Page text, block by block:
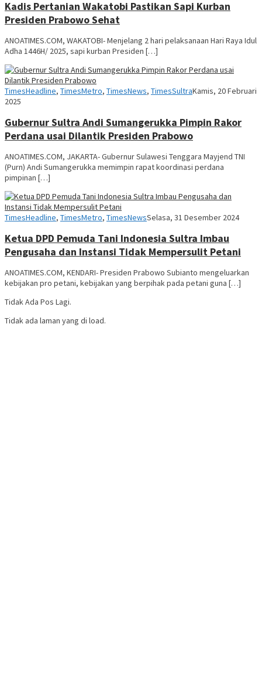
Kadis Pertanian Wakatobi Pastikan Sapi Kurban
Presiden Prabowo Sehat
ANOATIMES.COM, WAKATOBI- Menjelang 2 hari pelaksanaan Hari Raya Idul
Adha 1446H/ 2025, sapi kurban Presiden […]
TimesHeadline, TimesMetro, TimesNews, TimesSultraAnoa
Kamis, 20 Februari
2025
Gubernur Sultra Andi Sumangerukka Pimpin Rakor
Perdana usai Dilantik Presiden Prabowo
ANOATIMES.COM, JAKARTA- Gubernur Sulawesi Tenggara Mayjend TNI
(Purn) Andi Sumangerukka memimpin rapat koordinasi perdana
pimpinan […]
TimesHeadline, TimesMetro, TimesNewsAnoa
Selasa, 31 Desember 2024
Ketua DPD Pemuda Tani Indonesia Sultra Imbau
Pengusaha dan Instansi Tidak Mempersulit Petani
ANOATIMES.COM, KENDARI- Presiden Prabowo Subianto mengeluarkan
kebijakan pro petani, kebijakan yang berpihak pada petani guna […]
Tidak Ada Pos Lagi.
Tidak ada laman yang di load.